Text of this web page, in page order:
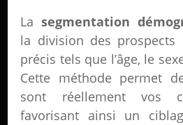
Lasegmentation
la division des prospects
précis tels que l’âge, le
Cette méthode permet
sont réellement vos
favorisant ainsi un